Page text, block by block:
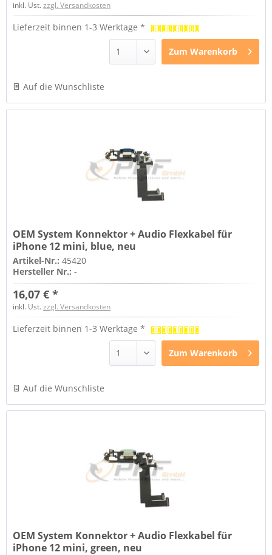
inkl. Ust.zzgl. Versandkosten
Lieferzeit binnen 1-3 Werktage *
Zum Warenkorb
Auf die Wunschliste
OEM System Konnektor + Audio Flexkabel für
iPhone 12 mini, blue, neu
Artikel-Nr.:45420
Hersteller Nr.:-
16,07 € *
inkl. Ust.zzgl. Versandkosten
Lieferzeit binnen 1-3 Werktage *
Zum Warenkorb
Auf die Wunschliste
OEM System Konnektor + Audio Flexkabel für
iPhone 12 mini, green, neu